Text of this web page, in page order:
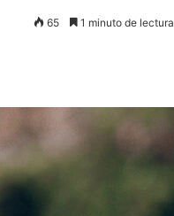
65 1 minuto de lectura